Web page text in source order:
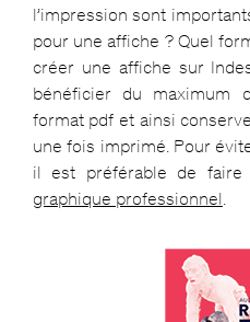
l’impression sont
pour une affiche ? Quel
créer une affiche sur
bénéficier du maximum
format pdf et ainsi
une fois imprimé. Pour
il est préférable de faire
graphique professionnel